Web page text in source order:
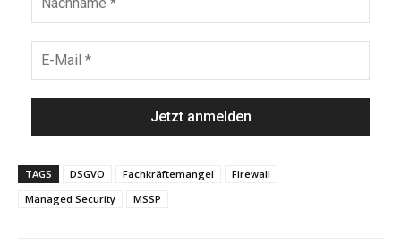
TAGS DSGVO Fachkräftemangel
Firewall
Managed Security
MSSP